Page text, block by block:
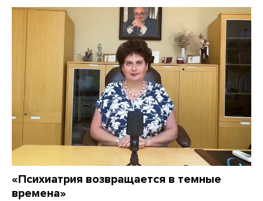
«Психиатрия возвращается в темные
времена»